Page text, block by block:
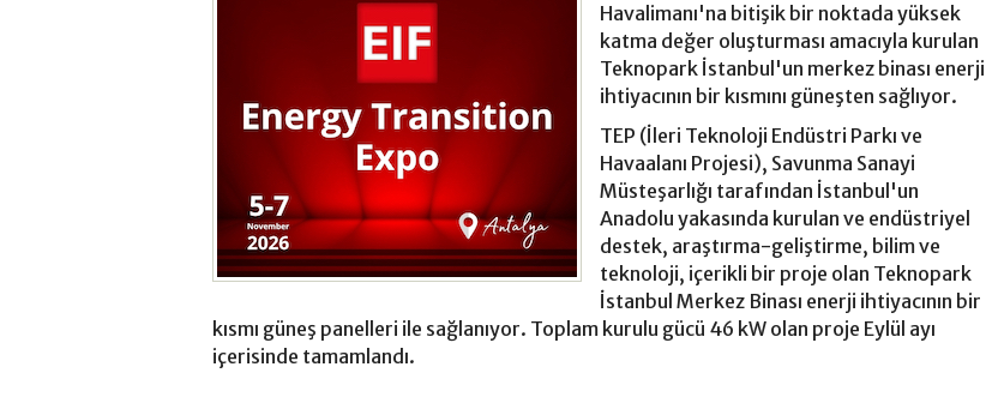
Havalimanı'na bitişik bir noktada yüksek
katma değer oluşturması amacıyla kurulan
Teknopark İstanbul'un merkez binası enerji
ihtiyacının bir kısmını güneşten sağlıyor.
TEP (İleri Teknoloji Endüstri Parkı ve
Havaalanı Projesi), Savunma Sanayi
Müsteşarlığı tarafından İstanbul'un
Anadolu yakasında kurulan ve endüstriyel
destek, araştırma-geliştirme, bilim ve
teknoloji, içerikli bir proje olan Teknopark
İstanbul Merkez Binası enerji ihtiyacının bir
kısmı güneş panelleri ile sağlanıyor. Toplam kurulu gücü 46 kW olan proje Eylül ayı
içerisinde tamamlandı.